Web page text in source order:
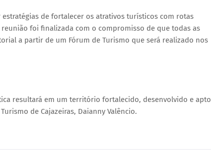
de fortalecer os atrativos turísticos com rotas
foi finalizada com o compromisso de que todas as
a partir de um Fórum de Turismo que será realizado nos
resultará em um território fortalecido, desenvolvido e apto
de Cajazeiras, Daianny Valêncio.